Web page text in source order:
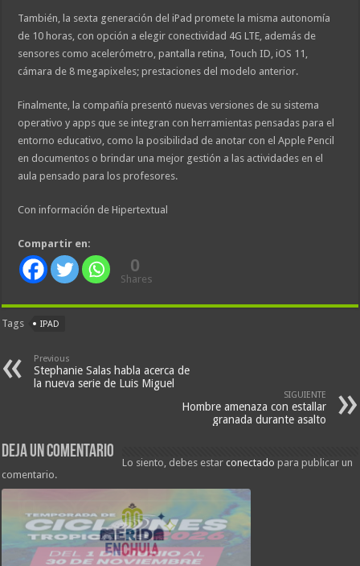
También, la sexta generación del iPad promete la misma autonomía
de 10 horas, con opción a elegir conectividad 4G LTE, además de
sensores como acelerómetro, pantalla retina, Touch ID, iOS 11,
cámara de 8 megapixeles; prestaciones del modelo anterior.
Finalmente, la compañía presentó nuevas versiones de su sistema
operativo y apps que se integran con herramientas pensadas para el
entorno educativo, como la posibilidad de anotar con el Apple Pencil
en documentos o brindar una mejor gestión a las actividades en el
aula pensado para los profesores.
Con información de Hipertextual
Compartir en:
0
Shares
Tags IPAD
Previous
Stephanie Salas habla acerca de
la nueva serie de Luis Miguel
SIGUIENTE
Hombre amenaza con estallar
granada durante asalto
Deja un comentario
Lo siento, debes estarconectado para publicar un
comentario.